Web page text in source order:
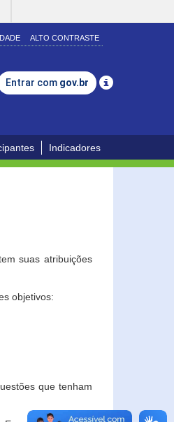
ALTO CONTRASTE
Entrar com gov.br
Indicadores
suas atribuições
objetivos:
que tenham